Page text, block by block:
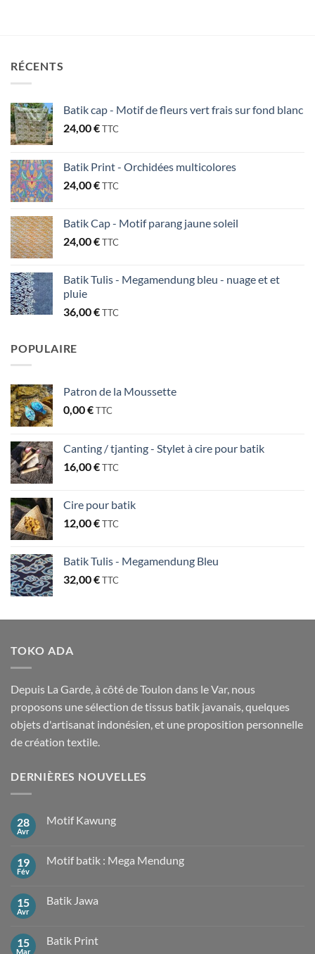
RÉCENTS
Batik cap - Motif de fleurs vert frais sur fond blanc
24,00€TTC
Batik Print - Orchidées multicolores
24,00€TTC
Batik Cap - Motif parang jaune soleil
24,00€TTC
Batik Tulis - Megamendung bleu - nuage et et
pluie
36,00€TTC
POPULAIRE
Patron de la Moussette
0,00€TTC
Canting / tjanting - Stylet à cire pour batik
16,00€TTC
Cire pour batik
12,00€TTC
Batik Tulis - Megamendung Bleu
32,00€TTC
TOKO ADA
Depuis La Garde, à côté de Toulon dans le Var, nous
proposons une sélection de tissus batik javanais, quelques
objets d'artisanat indonésien, et une proposition personnelle
de création textile.
DERNIÈRES NOUVELLES
28
Avr
Motif Kawung
Motif
19
Fév
Motif batik : Mega Mendung
Motif
Mendung
15
Avr
Batik Jawa
Batik
15
Mar
Batik Print